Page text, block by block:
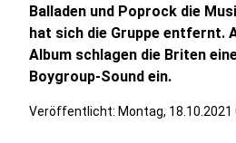
Balladen und Poprock die
hat sich die Gruppe entfernt.
Album schlagen die Briten
Boygroup-Sound ein.
Veröffentlicht: Montag, 18.10.2021